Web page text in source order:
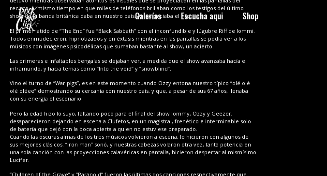
Galerías Escucha aqui Shop
recinto, al mismo tiempo en que miles de teléfonos brillaban como los testigos del último
show de la banda británica daba en nuestro país. Así se iniciaba el rito.
El primer latido de “The End” fue “Black Sabbath” con el inconfundible y lúgubre Riff de Iommi.
Todos enmudecieron, hipnotizados y en éxtasis mientras en las pantallas se podía ver a los
músicos con imágenes psicodélicas que sumaban bastante al show, un acierto.
Las primeras e infaltables bengalas se dejaban ver, a medida que el show avanzaba hacía el
inframundo, y hacia temas como “Into the void” y “snowblind”.
Vino el turno de “War pigs”, es en este momento cuando Ozzy entona nuestro típico “olé olé
olé oléee” demostrando su cercanía con nuestro país, y que, a pesar de sus 67 años, llenaba
con su energía el escenario.
Pero la edad hizo lo suyo, faltando poco para el final del show Iommy, Ozzy y Geezer,
desaparecieron dejando en escena a Clufetos, en un magistral, frenético e interminable solo
de batería que dejó con la boca abierta a quien no estuviese preparado.
Cuando las oscuras almas de los tres músicos volvieron a escena, lo hicieron con algunos de
sus mejores clásicos. “Iron man” sonó, y nuestras cabezas volaron otra vez, tanta potencia en
una sola canción con las proyecciones calavéricas en pantalla, hicieron despertar al mismísimo
Lucifer.
“Children of the Grave” y “Paranoid” fueron las últimas dos canciones respectivamente que